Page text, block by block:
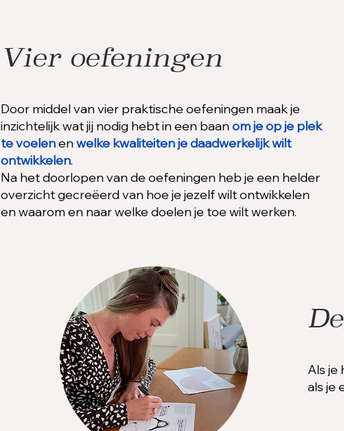
Vier oefeningen
Door middel van vier praktische oefeningen maak je
inzichtelijk wat jij nodig hebt in een baanom je op je plek
te voelenenwelke kwaliteiten je daadwerkelijk wilt
ontwikkelen.
Na het doorlopen van de oefeningen heb je een helder
overzicht gecreëerd van hoe je jezelf wilt ontwikkelen
en waarom en naar welke doelen je toe wilt werken.
Als je
als je